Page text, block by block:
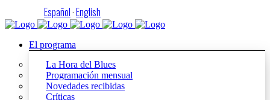
Español·English
El programa
La Hora del Blues
Programación mensual
Novedades recibidas
Críticas